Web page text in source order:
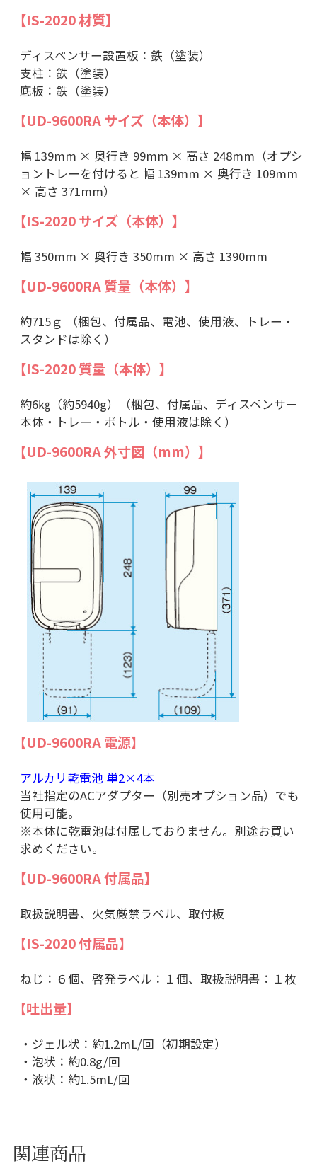
【IS-2020 材質】
ディスペンサー設置板：鉄（塗装）
支柱：鉄（塗装）
底板：鉄（塗装）
【UD-9600RA サイズ（本体）】
幅 139mm × 奥行き 99mm × 高さ 248mm（オプシ
ョントレーを付けると 幅 139mm × 奥行き 109mm
× 高さ 371mm）
【IS-2020 サイズ（本体）】
幅 350mm × 奥行き 350mm × 高さ 1390mm
【UD-9600RA 質量（本体）】
約715ｇ （梱包、付属品、電池、使用液、トレー・
スタンドは除く）
【IS-2020 質量（本体）】
約6㎏（約5940g）（梱包、付属品、ディスペンサー
本体・トレー・ボトル・使用液は除く）
【UD-9600RA 外寸図（mm）】
【UD-9600RA 電源】
アルカリ乾電池 単2×4本
当社指定のACアダプター（別売オプション品）でも
使用可能。
※本体に乾電池は付属しておりません。別途お買い
求めください。
【UD-9600RA 付属品】
取扱説明書、火気厳禁ラベル、取付板
【IS-2020 付属品】
ねじ：６個、啓発ラベル：１個、取扱説明書：１枚
【吐出量】
・ジェル状：約1.2mL/回（初期設定）
・泡状：約0.8g/回
・液状：約1.5mL/回
関連商品